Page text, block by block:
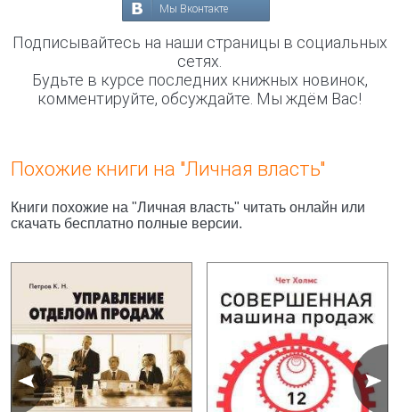
Мы Вконтакте
Подписывайтесь на наши страницы в социальных
сетях.
Будьте в курсе последних книжных новинок,
комментируйте, обсуждайте. Мы ждём Вас!
Похожие книги на "Личная власть"
Книги похожие на "Личная власть" читать онлайн или
скачать бесплатно полные версии.